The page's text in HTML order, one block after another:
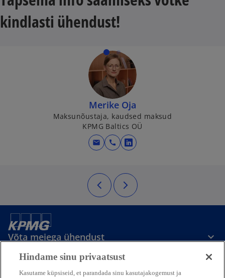
s
b
kindlasti ühendust!
Merike Oja
Maksunõustaja, kaudsed maksud
KPMG Baltics OÜ
mail call opens in a new tab
Võta meiega ühendust
Meedia
Hindame sinu privaatsust
Kasutame küpsiseid, et parandada sinu kasutajakogemust ja